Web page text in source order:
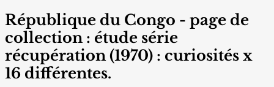
République du Congo - page de
collection : étude série
récupération (1970) : curiosités x
16 différentes.